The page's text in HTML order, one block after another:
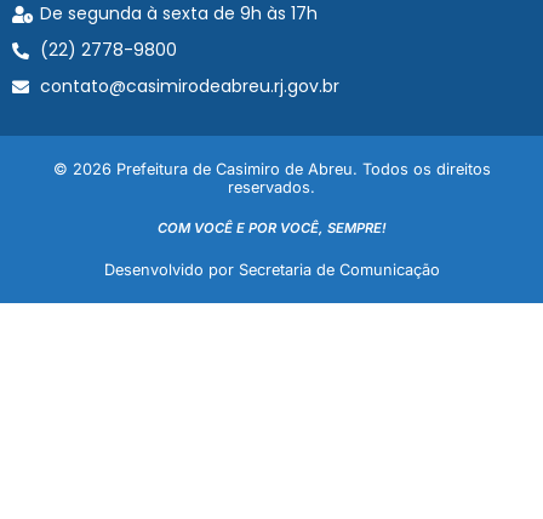
De segunda à sexta de 9h às 17h
(22) 2778-9800
contato@casimirodeabreu.rj.gov.br
© 2026 Prefeitura de Casimiro de Abreu. Todos os direitos
reservados.
COM VOCÊ E POR VOCÊ, SEMPRE!
Desenvolvido por Secretaria de Comunicação